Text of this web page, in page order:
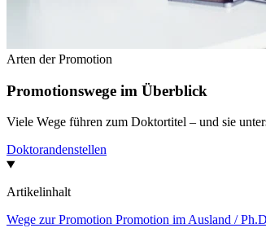
Arten der Promotion
Promotionswege im Überblick
Viele Wege führen zum Doktortitel – und sie
Doktorandenstellen
Artikelinhalt
Wege zur Promotion Promotion im Ausland /